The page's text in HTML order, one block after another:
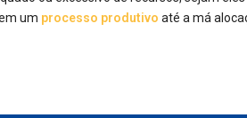
um processo produtivo até a má